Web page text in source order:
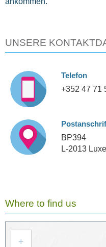
UNSERE
Telefon
+352 47 71
BP394
L-2013
Where to find us
+